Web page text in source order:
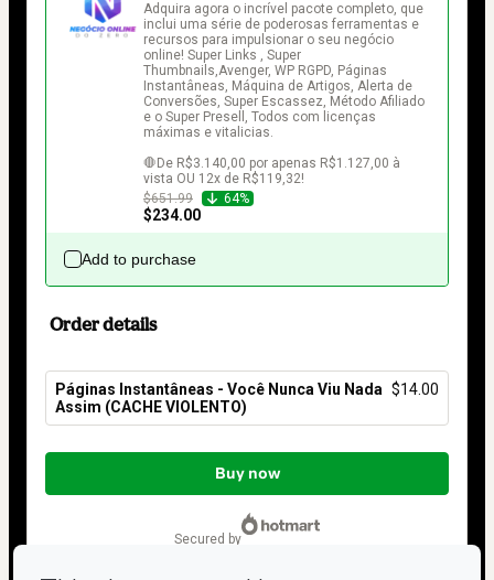
Adquira agora o incrível pacote completo, que
inclui uma série de poderosas ferramentas e
recursos para impulsionar o seu negócio
online! Super Links , Super
Thumbnails,Avenger, WP RGPD, Páginas
Instantâneas, Máquina de Artigos, Alerta de
Conversões, Super Escassez, Método Afiliado
e o Super Presell, Todos com licenças
máximas e vitalicias.
🛑De R$3.140,00 por apenas R$1.127,00 à
vista OU 12x de R$119,32!
$651.99
64%
$234.00
Add to purchase
Order details
Páginas Instantâneas - Você Nunca Viu Nada
Assim (CACHE VIOLENTO)
$14.00
Total
$14.00
Buy now
secured by